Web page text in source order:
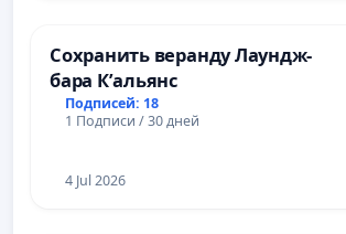
Сохранить веранду Лаундж-
бара К’альянс
Подписей: 18
1 Подписи / 30 дней
4 Jul 2026